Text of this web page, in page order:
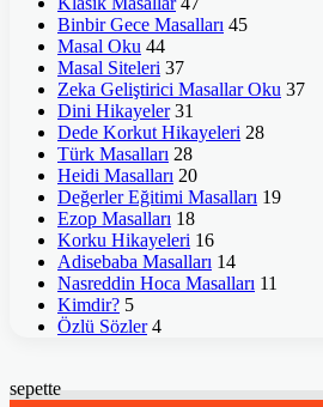
Binbir Gece Masalları 45
Masal Oku 44
Masal Siteleri 37
Zeka Geliştirici Masallar Oku 37
Dini Hikayeler 31
Dede Korkut Hikayeleri 28
Türk Masalları 28
Heidi Masalları 20
Değerler Eğitimi Masalları 19
Ezop Masalları 18
Korku Hikayeleri 16
Adisebaba Masalları 14
Nasreddin Hoca Masalları 11
Kimdir? 5
Özlü Sözler 4
sepette